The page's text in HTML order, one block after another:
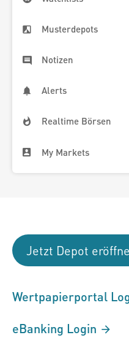
Musterdepots
Notizen
Alerts
Realtime Börsen
My Markets
Jetzt Depot
Wertpapierportal
eBanking Login